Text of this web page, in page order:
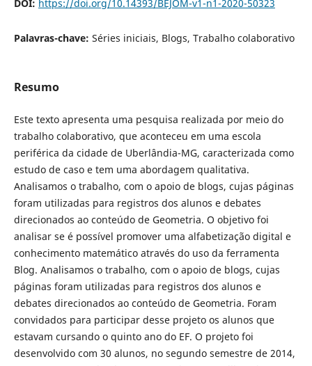
DOI: https://doi.org/10.14393/BEJOM-v1-n1-2020-50323
Palavras-chave: Séries iniciais, Blogs, Trabalho colaborativo
Resumo
Este texto apresenta uma pesquisa realizada por meio do
trabalho colaborativo, que aconteceu em uma escola
periférica da cidade de Uberlândia-MG, caracterizada como
estudo de caso e tem uma abordagem qualitativa.
Analisamos o trabalho, com o apoio de blogs, cujas páginas
foram utilizadas para registros dos alunos e debates
direcionados ao conteúdo de Geometria. O objetivo foi
analisar se é possível promover uma alfabetização digital e
conhecimento matemático através do uso da ferramenta
Blog. Analisamos o trabalho, com o apoio de blogs, cujas
páginas foram utilizadas para registros dos alunos e
debates direcionados ao conteúdo de Geometria. Foram
convidados para participar desse projeto os alunos que
estavam cursando o quinto ano do EF. O projeto foi
desenvolvido com 30 alunos, no segundo semestre de 2014,